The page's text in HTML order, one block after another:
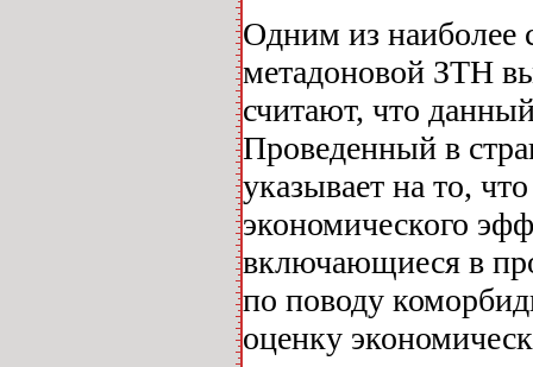
Одним из наиболее
метадоновой ЗТН
считают, что
Проведенный в
указывает на то,
экономического
включающиеся в
по поводу
оценку